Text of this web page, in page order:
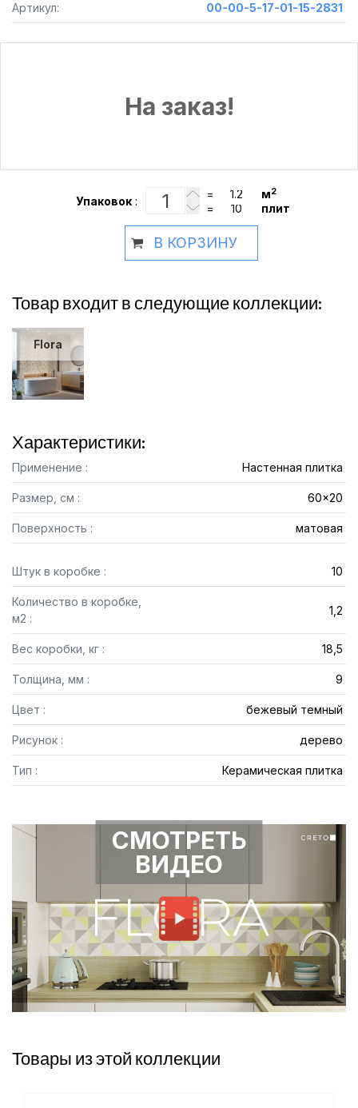
Артикул: 00-00-5-17-01-15-2831
На заказ!
Упаковок :
= м2
= плит
В КОРЗИНУ
Товар входит в следующие коллекции:
Flora
Характеристики:
Применение : Настенная плитка
Размер, см : 60x20
Поверхность : матовая
Штук в коробке : 10
Количество в коробке,
м2 :
1,2
Вес коробки, кг : 18,5
Толщина, мм : 9
Цвет : бежевый темный
Рисунок : дерево
Тип : Керамическая плитка
СМОТРЕТЬ
ВИДЕО
Товары из этой коллекции